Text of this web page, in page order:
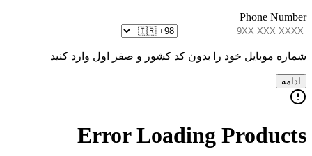
Phone Number
شماره موبایل خود را بدون کد کشور و صفر اول وارد کنید
ادامه
Error Loading Products